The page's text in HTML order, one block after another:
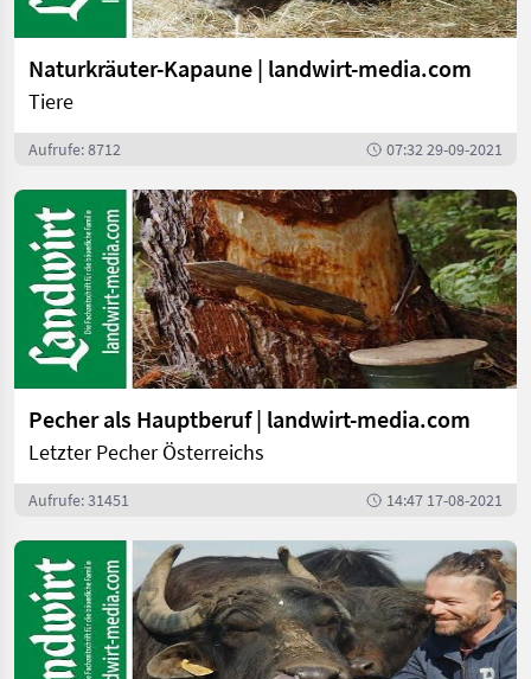
Naturkräuter-Kapaune | landwirt-media.com
Tiere
Aufrufe: 8712 07:32 29-09-2021
Pecher als Hauptberuf | landwirt-media.com
Letzter Pecher Österreichs
Aufrufe: 31451 14:47 17-08-2021